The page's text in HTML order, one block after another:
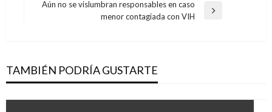
anteriorAún no se vislumbran responsables en caso
menor contagiada con VIH
TAMBIÉN PODRÍA GUSTARTE